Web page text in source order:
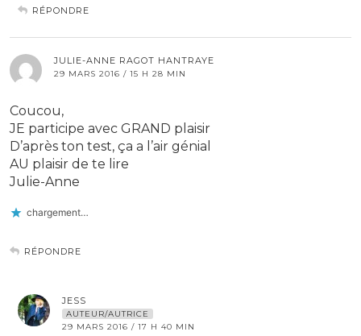
RÉPONDRE
JULIE-ANNE RAGOT HANTRAYE
29 MARS 2016 / 15 H 28 MIN
Coucou,
JE participe avec GRAND plaisir
D’après ton test, ça a l’air génial
AU plaisir de te lire
Julie-Anne
chargement…
RÉPONDRE
JESS
AUTEUR/AUTRICE
29 MARS 2016 / 17 H 40 MIN